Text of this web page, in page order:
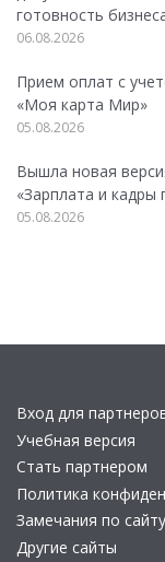
готовность
06.08.2026
Прием оплат с
«Моя карта Мир»
05.08.2026
Вышла новая
«Зарплата и
05.08.2026
Вход для
Учебная версия
Стать партнером
Политика
Замечания по сайту
Другие сайты